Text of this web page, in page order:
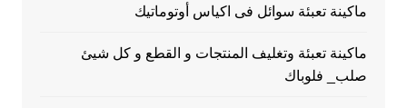
ماكينة تعبئة سوائل فى اكياس أوتوماتيك
ماكينة تعبئة وتغليف المنتجات و القطع و كل شيئ
صلب_ فلوباك